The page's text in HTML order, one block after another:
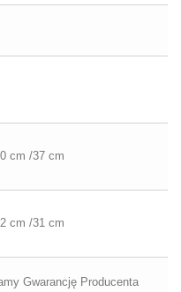
cm /37 cm
cm /31 cm
Gwarancję Producenta